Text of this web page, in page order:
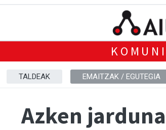
TALDEAK EMAITZAK / EGUTEGIA
Azken